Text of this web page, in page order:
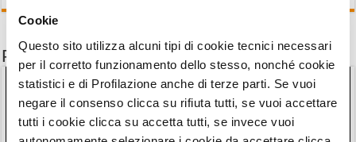
Cookie
Questo sito utilizza alcuni tipi di cookie tecnici necessari
per il corretto funzionamento dello stesso, nonché cookie
statistici e di Profilazione anche di terze parti. Se vuoi
negare il consenso clicca su rifiuta tutti, se vuoi accettare
tutti i cookie clicca su accetta tutti, se invece vuoi
Potrebbe interessarti anche